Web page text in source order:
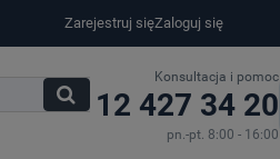
Zarejestruj sięZaloguj się
Konsultacja i pomoc
12 427 34 20
pn.-pt. 8:00 - 16:00